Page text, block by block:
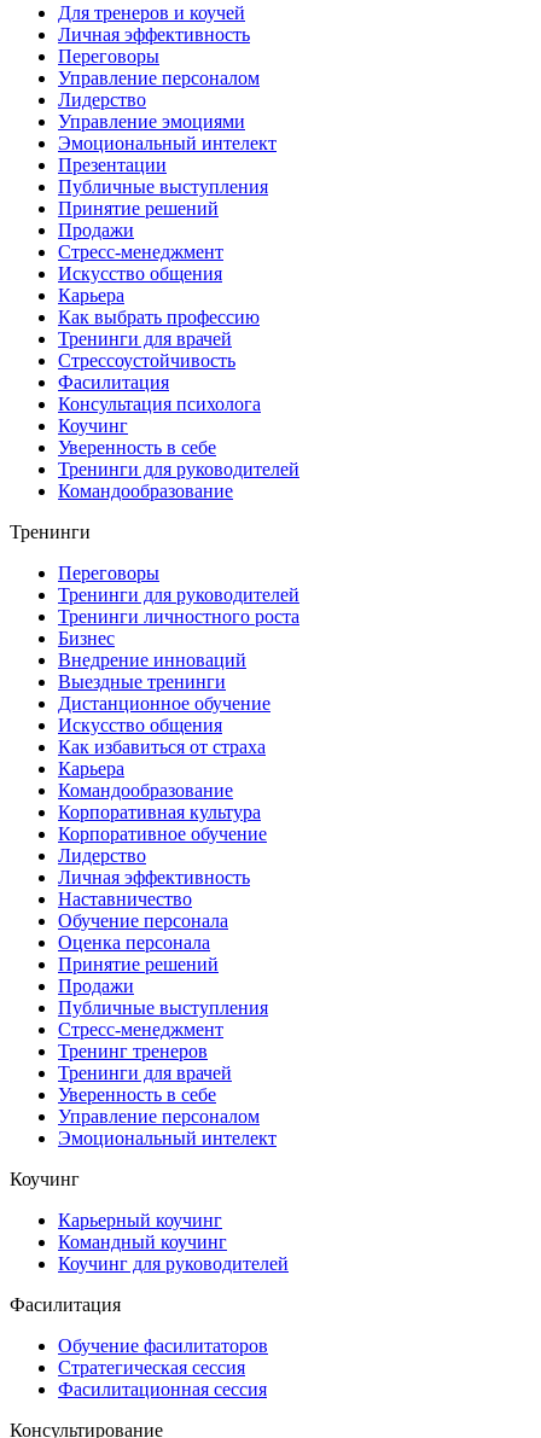
Для тренеров и коучей
Личная эффективность
Переговоры
Управление персоналом
Лидерство
Управление эмоциями
Эмоциональный интелект
Презентации
Публичные выступления
Принятие решений
Продажи
Стресс-менеджмент
Искусство общения
Карьера
Как выбрать профессию
Тренинги для врачей
Стрессоустойчивость
Фасилитация
Консультация психолога
Коучинг
Уверенность в себе
Тренинги для руководителей
Командообразование
Тренинги
Переговоры
Тренинги для руководителей
Тренинги личностного роста
Бизнес
Внедрение инноваций
Выездные тренинги
Дистанционное обучение
Искусство общения
Как избавиться от страха
Карьера
Командообразование
Корпоративная культура
Корпоративное обучение
Лидерство
Личная эффективность
Наставничество
Обучение персонала
Оценка персонала
Принятие решений
Продажи
Публичные выступления
Стресс-менеджмент
Тренинг тренеров
Тренинги для врачей
Уверенность в себе
Управление персоналом
Эмоциональный интелект
Коучинг
Карьерный коучинг
Командный коучинг
Коучинг для руководителей
Фасилитация
Обучение фасилитаторов
Стратегическая сессия
Фасилитационная сессия
Консультирование